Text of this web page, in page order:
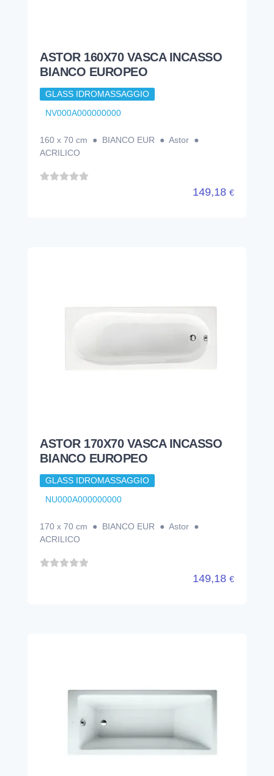
ASTOR 160X70 VASCA INCASSO
BIANCO EUROPEO
GLASS IDROMASSAGGIO
NV000A000000000
160 x 70 cm ● BIANCO EUR ● Astor ●
ACRILICO
149,18 €
ASTOR 170X70 VASCA INCASSO
BIANCO EUROPEO
GLASS IDROMASSAGGIO
NU000A000000000
170 x 70 cm ● BIANCO EUR ● Astor ●
ACRILICO
149,18 €